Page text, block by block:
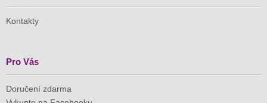
Kontakty
Pro Vás
Doručení zdarma